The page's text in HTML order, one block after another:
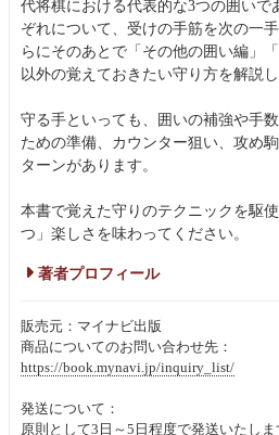
代将棋における代表的な3つの囲いで
ぞれについて、受けの手筋を次の一
らにそのあとで「その他の囲い編」
以外の覚えておきたい守り方を解説し
守る手といっても、囲いの補強や手
ための準備、カウンター狙い、攻め
ターンがあります。
本書で覚えた守りのテクニックを駆
つ」楽しさを味わってください。
著者プロフィール
販売元：マイナビ出版
商品についてのお問い合わせ先：
https://book.mynavi.jp/inquiry_list/
発送について：
原則として3日～5日程度で発送いたしま